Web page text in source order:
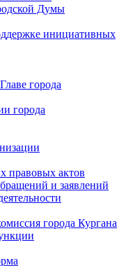
Думы
инициативных
города
города
правовых актов
и заявлений
города Кургана